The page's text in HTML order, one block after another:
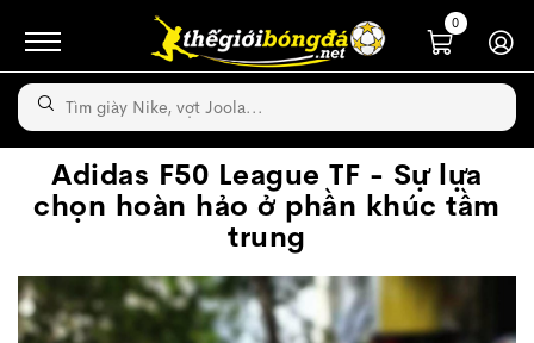
0
Adidas F50 League TF - Sự lựa
chọn hoàn hảo ở phần khúc tầm
trung